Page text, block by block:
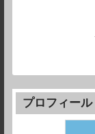
プロフィール